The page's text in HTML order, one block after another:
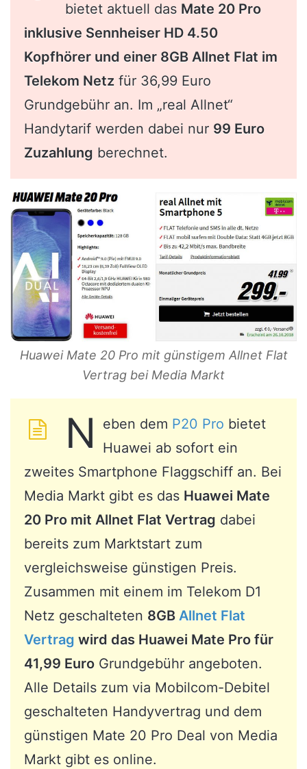
bietet aktuell das Mate 20 Pro
inklusive Sennheiser HD 4.50
Kopfhörer und einer 8GB Allnet Flat im
Telekom Netz für 36,99 Euro
Grundgebühr an. Im „real Allnet“
Handytarif werden dabei nur 99 Euro
Zuzahlung berechnet.
Huawei Mate 20 Pro mit günstigem Allnet Flat
Vertrag bei Media Markt
N eben dem P20 Pro bietet
Huawei ab sofort ein
zweites Smartphone Flaggschiff an. Bei
Media Markt gibt es das Huawei Mate
20 Pro mit Allnet Flat Vertrag dabei
bereits zum Marktstart zum
vergleichsweise günstigen Preis.
Zusammen mit einem im Telekom D1
Netz geschalteten 8GB Allnet Flat
Vertrag wird das Huawei Mate Pro für
41,99 Euro Grundgebühr angeboten.
Alle Details zum via Mobilcom-Debitel
geschalteten Handyvertrag und dem
günstigen Mate 20 Pro Deal von Media
Markt gibt es online.